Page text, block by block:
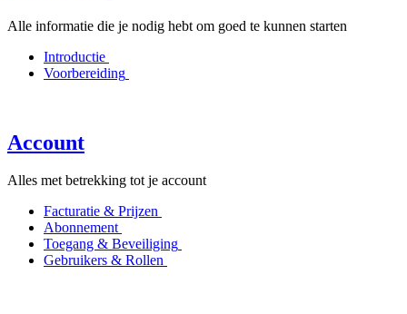
Alle informatie die je nodig hebt om goed te kunnen starten
Introductie
Voorbereiding
Account
Alles met betrekking tot je account
Facturatie & Prijzen
Abonnement
Toegang & Beveiliging
Gebruikers & Rollen